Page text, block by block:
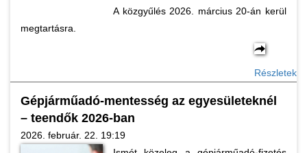
A közgyűlés 2026. március 20-án kerül
megtartásra.
Részletek
Gépjárműadó-mentesség az egyesületeknél
– teendők 2026-ban
2026. február. 22. 19:19